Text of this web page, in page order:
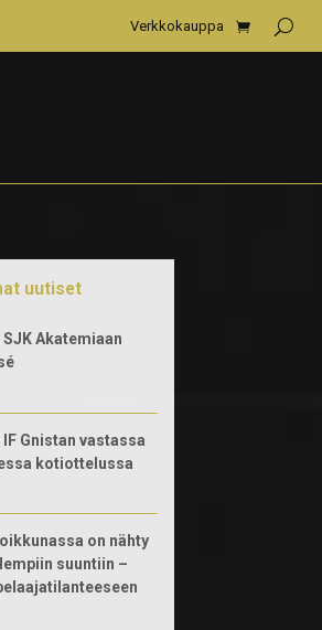
Verkkokauppa
uutiset
Akatemiaan
Gnistan vastassa
kotiottelussa
on nähty
suuntiin –